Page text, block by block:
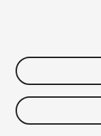
$40
增值税将在结算时计算